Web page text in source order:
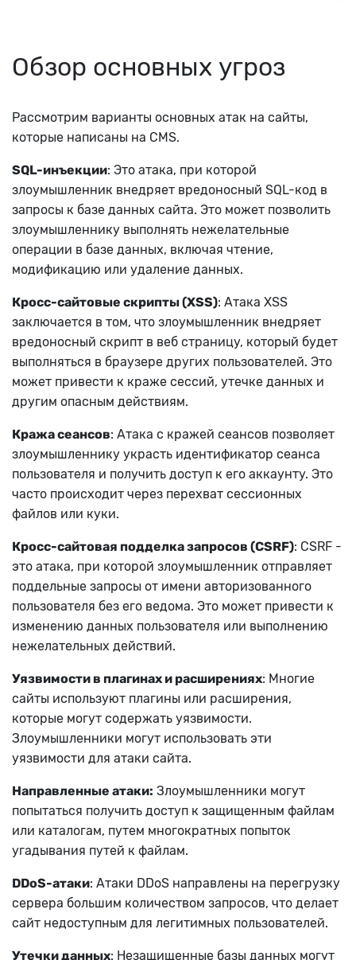
Обзор основных угроз
Рассмотрим варианты основных атак на сайты,
которые написаны на CMS.
SQL-инъекции: Это атака, при которой
злоумышленник внедряет вредоносный SQL-код в
запросы к базе данных сайта. Это может позволить
злоумышленнику выполнять нежелательные
операции в базе данных, включая чтение,
модификацию или удаление данных.
Кросс-сайтовые скрипты (XSS): Атака XSS
заключается в том, что злоумышленник внедряет
вредоносный скрипт в веб страницу, который будет
выполняться в браузере других пользователей. Это
может привести к краже сессий, утечке данных и
другим опасным действиям.
Кража сеансов: Атака с кражей сеансов позволяет
злоумышленнику украсть идентификатор сеанса
пользователя и получить доступ к его аккаунту. Это
часто происходит через перехват сессионных
файлов или куки.
Кросс-сайтовая подделка запросов (CSRF): CSRF -
это атака, при которой злоумышленник отправляет
поддельные запросы от имени авторизованного
пользователя без его ведома. Это может привести к
изменению данных пользователя или выполнению
нежелательных действий.
Уязвимости в плагинах и расширениях: Многие
сайты используют плагины или расширения,
которые могут содержать уязвимости.
Злоумышленники могут использовать эти
уязвимости для атаки сайта.
Направленные атаки: Злоумышленники могут
попытаться получить доступ к защищенным файлам
или каталогам, путем многократных попыток
угадывания путей к файлам.
DDoS-атаки: Атаки DDoS направлены на перегрузку
сервера большим количеством запросов, что делает
сайт недоступным для легитимных пользователей.
Утечки данных: Незащищенные базы данных могут